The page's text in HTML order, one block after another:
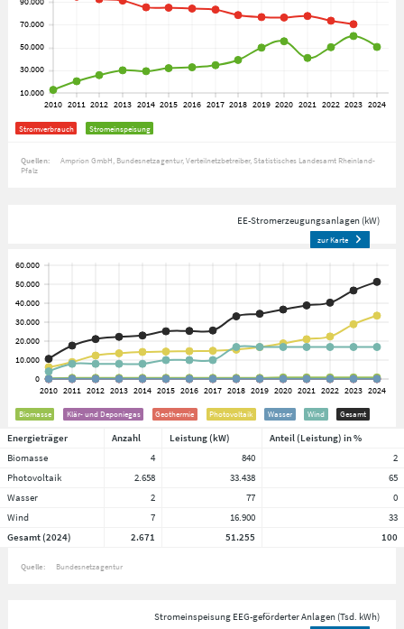
Stromverbrauch Stromeinspeisung
Quellen: Amprion GmbH Bundesnetzagentur Verteilnetzbetreiber Statistisches Landesamt Rheinland-
Pfalz
EE-Stromerzeugungsanlagen (kW)
zur Karte
Biomasse Klär- und Deponiegas Geothermie Photovoltaik Wasser Wind Gesamt
Energieträger Anzahl Leistung (kW)
Anteil (Leistung) in %
Biomasse
4 840
2
Photovoltaik
2.658 33.438
65
Wasser
2 77
0
Wind
7 16.900
33
Gesamt (2024)
2.671 51.255 100
Quelle: Bundesnetzagentur
Stromeinspeisung EEG-geförderter Anlagen (Tsd. kWh)